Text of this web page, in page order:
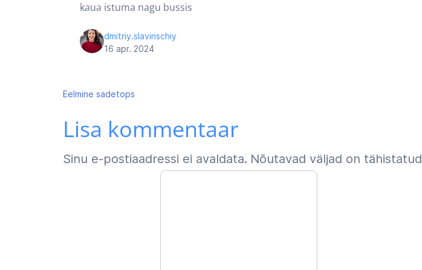
kaua istuma nagu bussis
dmitriy.slavinschiy
16 apr. 2024
Navigeerimine
Eelmine sadetops
Lisa kommentaar
Sinu e-postiaadressi ei avaldata. Nõutavad väljad on tähistatud